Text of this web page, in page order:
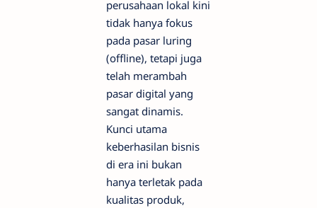
perusahaan lokal kini
tidak hanya fokus
pada pasar luring
(offline), tetapi juga
telah merambah
pasar digital yang
sangat dinamis.
Kunci utama
keberhasilan bisnis
di era ini bukan
hanya terletak pada
kualitas produk,